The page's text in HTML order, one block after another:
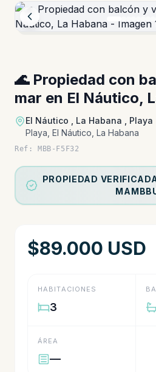
🌊 Propiedad con
mar en El Náutico,
El Náutico , La Habana , Playa
Playa, El Náutico, La Habana
Ref: MBB-F5F32
PROPIEDAD
$89.000 USD
HABITACIONES
3
ÁREA
—